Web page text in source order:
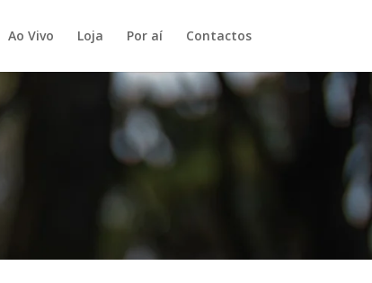
Ao Vivo Loja Por aí Contactos